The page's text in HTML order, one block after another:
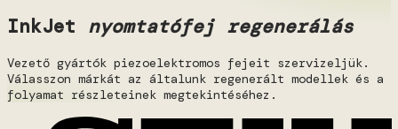
InkJet nyomtatófej regenerálás
Vezető gyártók piezoelektromos fejeit szervizeljük.
Válasszon márkát az általunk regenerált modellek és a
folyamat részleteinek megtekintéséhez.